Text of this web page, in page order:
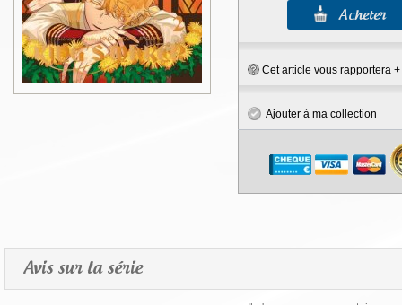
Cet article vous rapportera +
Ajouter à ma collection
Avis sur la série